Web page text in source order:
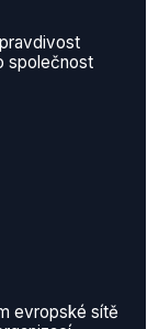
společnost
evropské sítě